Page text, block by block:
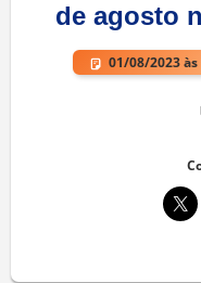
de agosto
01/08/2023 às